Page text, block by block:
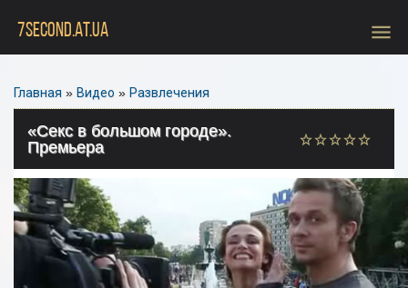
7SECOND.AT.UA menu
Главная » Видео » Развлечения
«Секс в большом городе».
Премьера